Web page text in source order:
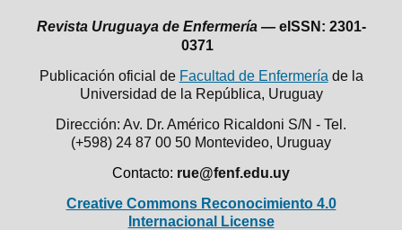
Revista Uruguaya de Enfermería — eISSN: 2301-
0371
Publicación oficial de Facultad de Enfermería de la
Universidad de la República, Uruguay
Dirección: Av. Dr. Américo Ricaldoni S/N - Tel.
(+598) 24 87 00 50 Montevideo, Uruguay
Contacto: rue@fenf.edu.uy
Creative Commons Reconocimiento 4.0
Internacional License